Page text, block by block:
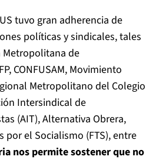
tuvo gran adherencia de
políticas y sindicales, tales
de
CONFUSAM, Movimiento
Metropolitano del Colegio
Intersindical de
(AIT), Alternativa Obrera,
por el Socialismo (FTS), entre
nos permite sostener que no